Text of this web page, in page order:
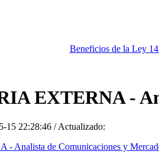
Beneficios de la Ley
EXTERNA -
15 22:28:46 / Actualizado: